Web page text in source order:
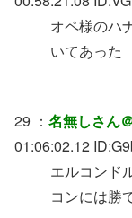
オペ様のハ
いてあった
29 ： 名無しさん
01:06:02.12
エルコンド
コンには勝